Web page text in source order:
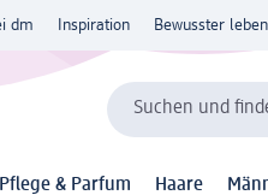
dm Inspiration Bewusster leben
Suchen und
Pflege & Parfum Haare